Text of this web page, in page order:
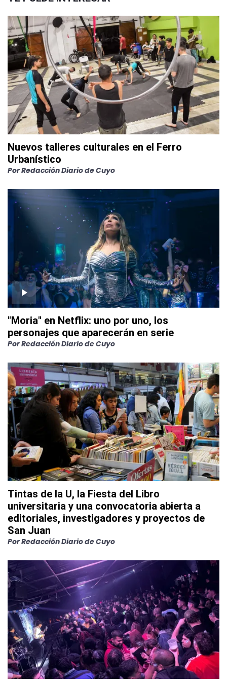
Nuevos talleres culturales en el Ferro
Urbanístico
PorRedacción Diario de Cuyo
"Moria" en Netflix: uno por uno, los
personajes que aparecerán en serie
PorRedacción Diario de Cuyo
Tintas de la U, la Fiesta del Libro
universitaria y una convocatoria abierta a
editoriales, investigadores y proyectos de
San Juan
PorRedacción Diario de Cuyo